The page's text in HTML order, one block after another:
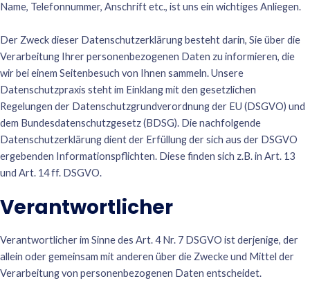
Name, Telefonnummer, Anschrift etc., ist uns ein wichtiges Anliegen.
Der Zweck dieser Datenschutzerklärung besteht darin, Sie über die
Verarbeitung Ihrer personenbezogenen Daten zu informieren, die
wir bei einem Seitenbesuch von Ihnen sammeln. Unsere
Datenschutzpraxis steht im Einklang mit den gesetzlichen
Regelungen der Datenschutzgrundverordnung der EU (DSGVO) und
dem Bundesdatenschutzgesetz (BDSG). Die nachfolgende
Datenschutzerklärung dient der Erfüllung der sich aus der DSGVO
ergebenden Informationspflichten. Diese finden sich z.B. in Art. 13
und Art. 14 ff. DSGVO.
Verantwortlicher
Verantwortlicher im Sinne des Art. 4 Nr. 7 DSGVO ist derjenige, der
allein oder gemeinsam mit anderen über die Zwecke und Mittel der
Verarbeitung von personenbezogenen Daten entscheidet.